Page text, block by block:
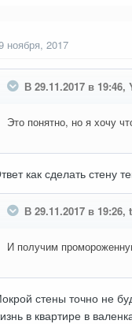
ноября, 2017
В 29.11.2017 в 19:46,
Это понятно, но я хочу
как сделать стену
В 29.11.2017 в 19:26,
И получим
стены точно не
в квартире в